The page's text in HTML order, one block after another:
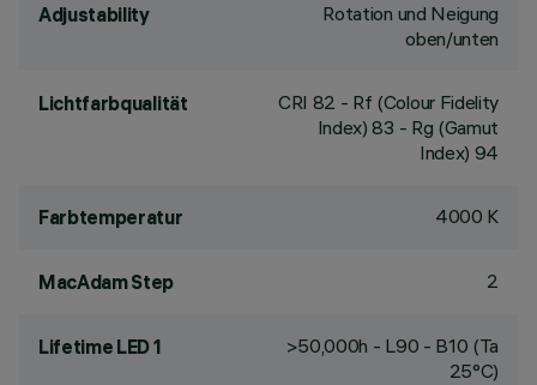
Adjustability
Rotation und Neigung
oben/unten
Lichtfarbqualität CRI 82 - Rf (Colour Fidelity
Index) 83 - Rg (Gamut
Index) 94
Farbtemperatur 4000 K
MacAdam Step 2
Lifetime LED 1
>50,000h - L90 - B10 (Ta
25°C)